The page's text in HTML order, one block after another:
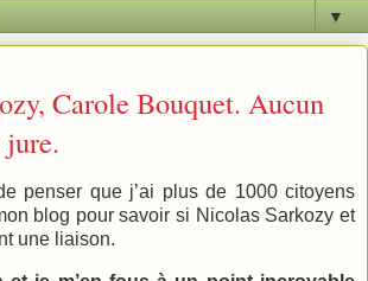
▼
Carole Bouquet. Aucun
penser que j’ai plus de 1000 citoyens
blog pour savoir si Nicolas Sarkozy et
une liaison.